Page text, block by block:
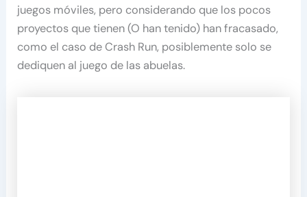
juegos móviles, pero considerando que los pocos
proyectos que tienen (O han tenido) han fracasado,
como el caso de Crash Run, posiblemente solo se
dediquen al juego de las abuelas.